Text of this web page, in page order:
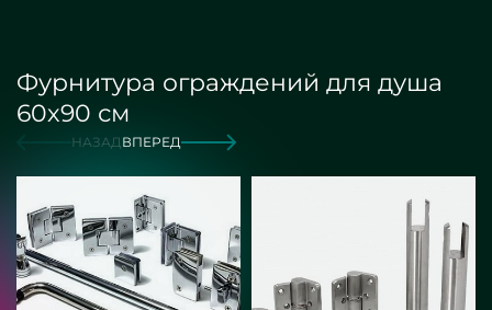
Фурнитура ограждений для душа
60х90 см
НАЗАДВПЕРЕД